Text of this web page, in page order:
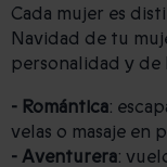
Cada mujer es
Navidad de tu
personalidad y
- Romántica:
velas o masaje en
- Aventurera: